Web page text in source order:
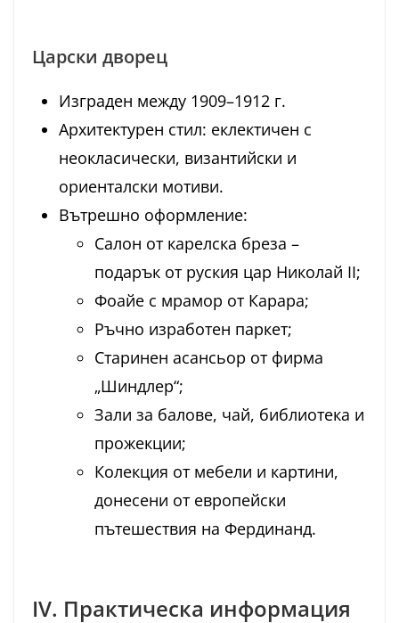
Царски дворец
Изграден между 1909–1912 г.
Архитектурен стил: еклектичен с
неокласически, византийски и
ориенталски мотиви.
Вътрешно оформление:
Салон от карелска бреза –
подарък от руския цар Николай II;
Фоайе с мрамор от Карара;
Ръчно изработен паркет;
Старинен асансьор от фирма
„Шиндлер“;
Зали за балове, чай, библиотека и
прожекции;
Колекция от мебели и картини,
донесени от европейски
пътешествия на Фердинанд.
IV. Практическа информация